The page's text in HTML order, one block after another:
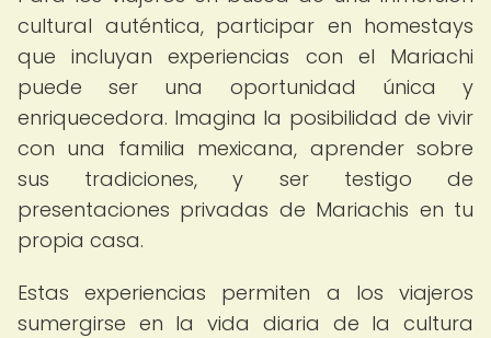
cultural auténtica, participar en homestays
que incluyan experiencias con el Mariachi
puede ser una oportunidad única y
enriquecedora. Imagina la posibilidad de vivir
con una familia mexicana, aprender sobre
sus tradiciones, y ser testigo de
presentaciones privadas de Mariachis en tu
propia casa.
Estas experiencias permiten a los viajeros
sumergirse en la vida diaria de la cultura